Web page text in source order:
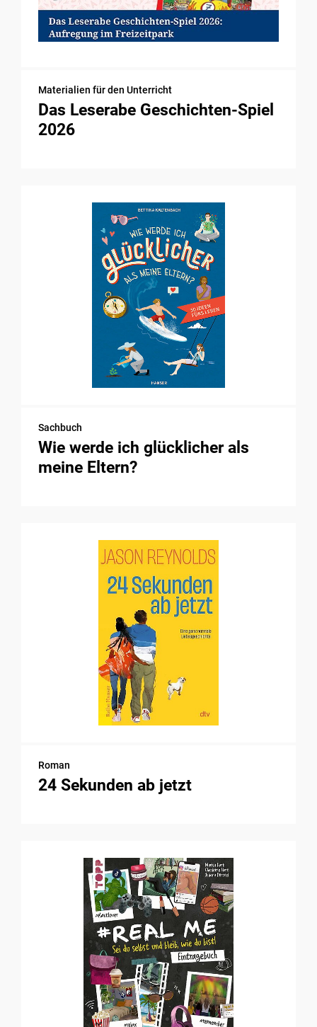
Materialien für den Unterricht
Das Leserabe Geschichten-Spiel
2026
Sachbuch
Wie werde ich glücklicher als
meine Eltern?
Roman
24 Sekunden ab jetzt